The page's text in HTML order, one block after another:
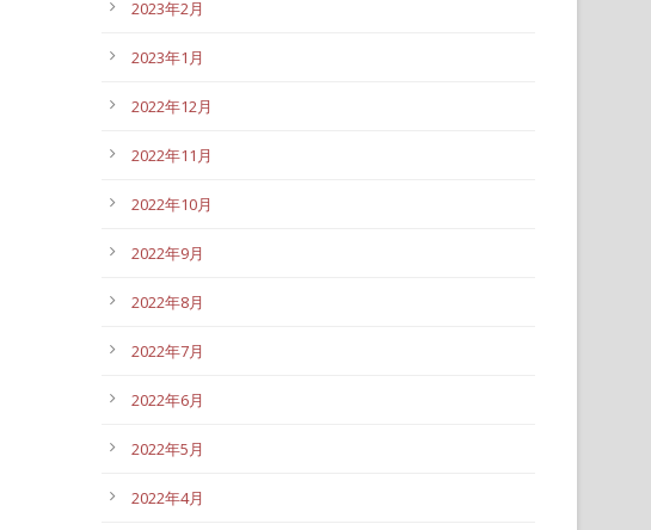
2023年2月
2023年1月
2022年12月
2022年11月
2022年10月
2022年9月
2022年8月
2022年7月
2022年6月
2022年5月
2022年4月